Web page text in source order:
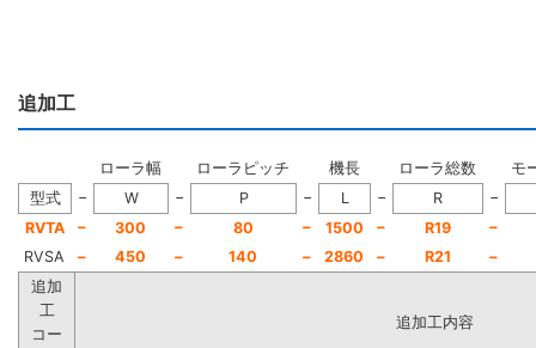
追加工
ローラ幅 ローラピッチ 機長 ローラ総数
モ
型式
− W − P − L − R
−
RVTA
− 300 − 80 − 1500 − R19
−
RVSA
− 450 − 140 − 2860 − R21
−
追加
工
コー
追加工内容